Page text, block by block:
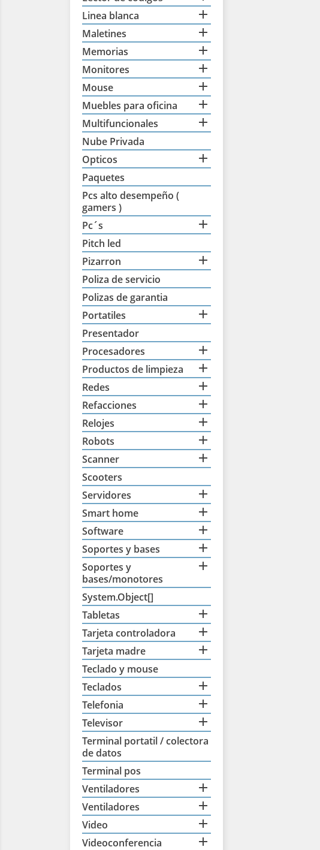
Linea blanca 
Maletines 
Memorias 
Monitores 
Mouse 
Muebles para oficina 
Multifuncionales 
Nube Privada
Opticos

Paquetes
Pcs alto desempeño (
gamers )
Pc´s

Pitch led
Pizarron

Poliza de servicio
Polizas de garantia
Portatiles

Presentador
Procesadores

Productos de limpieza 
Redes 
Refacciones 
Relojes 
Robots 
Scanner 
Scooters
Servidores

Smart home 
Software 
Soportes y bases 
Soportes y
bases/monotores

System.Object[]
Tabletas

Tarjeta controladora 
Tarjeta madre 
Teclado y mouse
Teclados

Telefonia 
Televisor 
Terminal portatil / colectora
de datos
Terminal pos
Ventiladores

Ventiladores 
Video 
Videoconferencia 